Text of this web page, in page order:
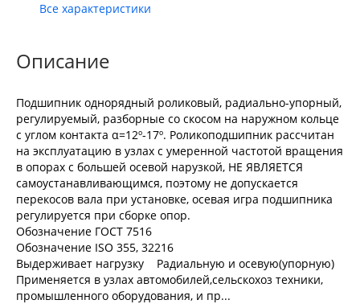
Все характеристики
Описание
Подшипник однорядный роликовый, радиально-упорный,
регулируемый, разборные со скосом на наружном кольце
с углом контакта α=12º-17º. Роликоподшипник рассчитан
на эксплуатацию в узлах с умеренной частотой вращения
в опорах с большей осевой нарузкой, НЕ ЯВЛЯЕТСЯ
самоустанавливающимся, поэтому не допускается
перекосов вала при установке, осевая игра подшипника
регулируется при сборке опор.
Обозначение ГОСТ 7516
Обозначение ISO 355, 32216
Выдерживает нагрузку Радиальную и осевую(упорную)
Применяется в узлах автомобилей,сельскохоз техники,
промышленного оборудования, и пр...